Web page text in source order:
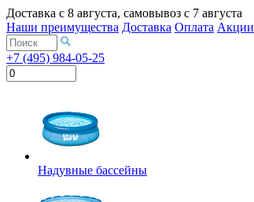
Доставка с 8 августа, самовывоз с 7 августа
Наши преимущества Доставка Оплата Акции
+7 (495) 984-05-25
Надувные бассейны